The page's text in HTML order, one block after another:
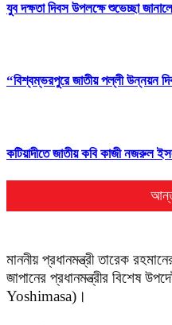
যুব দক্ষতা দিবস উপলক্ষে শুভেচ্ছা
“বিশ্বম্ভরপুরে জাতীয় পল্লী উন্নয়ন
কটিয়াদীতে জাতীয় কবি কাজী নজরুল
মাননীয় প্রধানমন্ত্রী তারেক
জাপানের প্রধানমন্ত্রীর বিশেষ
Yoshimasa)।